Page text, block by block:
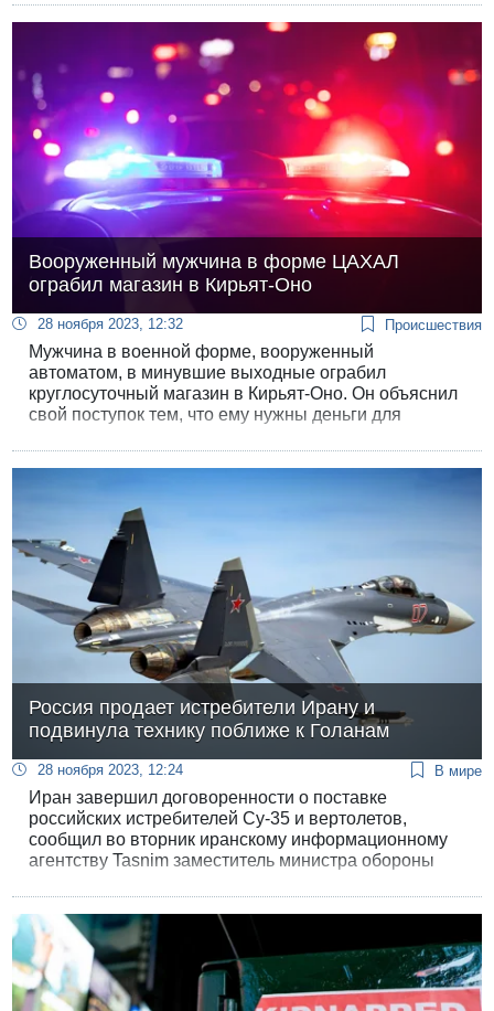
Вооруженный мужчина в форме ЦАХАЛ
ограбил магазин в Кирьят-Оно
28 ноября 2023, 12:32 Происшествия
Мужчина в военной форме, вооруженный
автоматом, в минувшие выходные ограбил
круглосуточный магазин в Кирьят-Оно. Он объяснил
свой поступок тем, что ему нужны деньги для
Россия продает истребители Ирану и
подвинула технику поближе к Голанам
28 ноября 2023, 12:24 В мире
Иран завершил договоренности о поставке
российских истребителей Су-35 и вертолетов,
сообщил во вторник иранскому информационному
агентству Tasnim заместитель министра обороны
более тесные военные отношения.